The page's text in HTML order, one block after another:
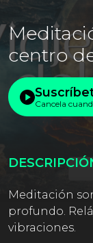
centro
Cancela
Meditación
profundo.
vibraciones.